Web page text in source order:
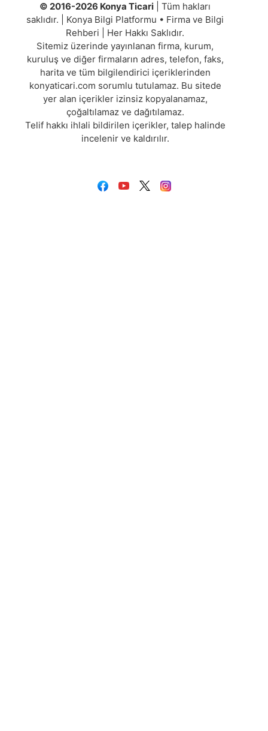
© 2016-2026 Konya Ticari | Tüm hakları
saklıdır. | Konya Bilgi Platformu • Firma ve Bilgi
Rehberi | Her Hakkı Saklıdır.
Sitemiz üzerinde yayınlanan firma, kurum,
kuruluş ve diğer firmaların adres, telefon, faks,
harita ve tüm bilgilendirici içeriklerinden
konyaticari.com sorumlu tutulamaz. Bu sitede
yer alan içerikler izinsiz kopyalanamaz,
çoğaltılamaz ve dağıtılamaz.
Telif hakkı ihlali bildirilen içerikler, talep halinde
incelenir ve kaldırılır.